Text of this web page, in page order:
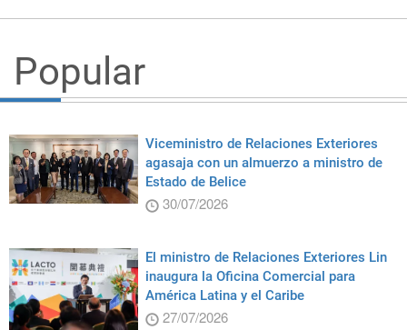
Popular
Viceministro de Relaciones Exteriores
agasaja con un almuerzo a ministro de
Estado de Belice
30/07/2026
El ministro de Relaciones Exteriores Lin
inaugura la Oficina Comercial para
América Latina y el Caribe
27/07/2026